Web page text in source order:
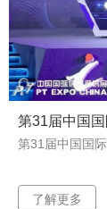
第31届中国
第31届中国国
了解更多